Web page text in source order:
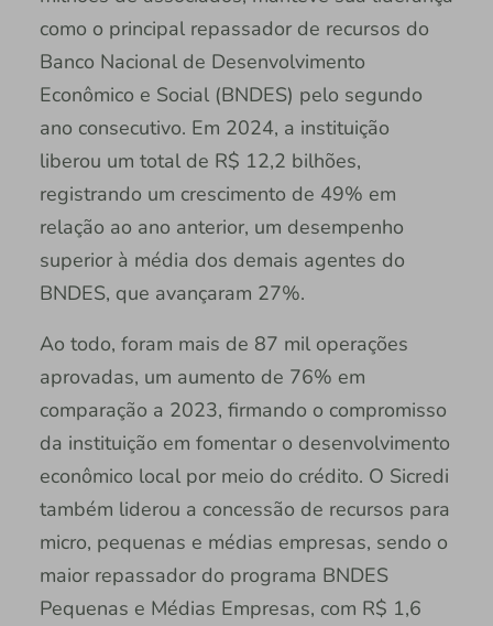
como o principal repassador de recursos do
Banco Nacional de Desenvolvimento
Econômico e Social (BNDES) pelo segundo
ano consecutivo. Em 2024, a instituição
liberou um total de R$ 12,2 bilhões,
registrando um crescimento de 49% em
relação ao ano anterior, um desempenho
superior à média dos demais agentes do
BNDES, que avançaram 27%.
Ao todo, foram mais de 87 mil operações
aprovadas, um aumento de 76% em
comparação a 2023, firmando o compromisso
da instituição em fomentar o desenvolvimento
econômico local por meio do crédito. O Sicredi
também liderou a concessão de recursos para
micro, pequenas e médias empresas, sendo o
maior repassador do programa BNDES
Pequenas e Médias Empresas, com R$ 1,6